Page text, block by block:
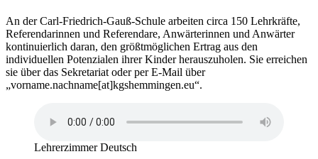
An der Carl-Friedrich-Gauß-Schule arbeiten circa 150 Lehrkräfte,
Referendarinnen und Referendare, Anwärterinnen und Anwärter
kontinuierlich daran, den größtmöglichen Ertrag aus den
individuellen Potenzialen ihrer Kinder herauszuholen. Sie erreichen
sie über das Sekretariat oder per E-Mail über
„vorname.nachname[at]kgshemmingen.eu“.
Lehrerzimmer Deutsch